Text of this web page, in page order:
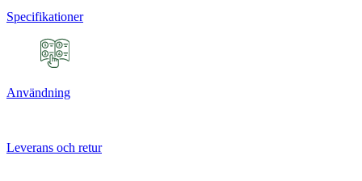
Specifikationer
Användning
Leverans och retur